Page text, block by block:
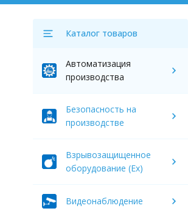
Каталог товаров
Автоматизация
производства
Безопасность на
производстве
Взрывозащищенное
оборудование (Ex)
Видеонаблюдение